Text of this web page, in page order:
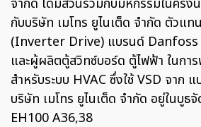
จำกัด ได้มีส่วนร่วมกับมหกรรมในครั้ง
กับบริษัท เมโทร ยูไนเต็ด จำกัด ตัวแท
(Inverter Drive) แบรนด์ Danfoss
และผู้ผลิตตู้สวิทซ์บอร์ด ตู้ไฟฟ้า ในก
สำหรับระบบ HVAC ซึ่งใช้ VSD จาก
บริษัท เมโทร ยูไนเต็ด จำกัด อยู่ในบู
EH100 A36,38